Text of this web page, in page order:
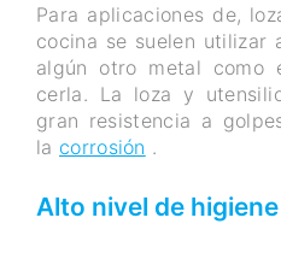
Para aplicaciones de,
cocina se suelen utilizar
algún otro metal como
cerla. La loza y
gran resistencia a
la corrosión .
Alto nivel de